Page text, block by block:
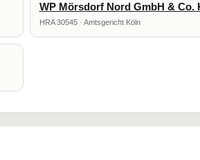
WP Mörsdorf Nord GmbH & Co.
HRA 30545 · Amtsgericht Köln